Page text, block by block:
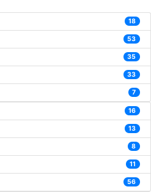
18
53
35
33
7
16
13
8
11
56